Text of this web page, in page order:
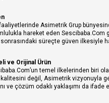
Asimetrik Grup
hareket eden Sescibaba.Com
sonrasındaki süreçte güven ilkesiyle
ve Orijinal Ürün
temel ilkelerinden biri
değil, Asimetrik vizyonuyla
ve çözüm odaklı yaklaşımı da ifade